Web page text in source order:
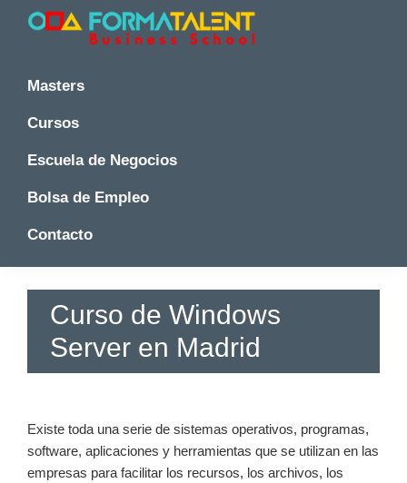
Saltar
Saltar
Saltar
principal
y
Master
en
Madrid
Formatalent
y
en
-
Formatalent
Masters
Cursos
Escuela de Negocios
Bolsa de Empleo
Contacto
Curso de Windows
Server en Madrid
Existe toda una serie de sistemas operativos, programas,
software, aplicaciones y herramientas que se utilizan en las
empresas para facilitar los recursos, los archivos, los